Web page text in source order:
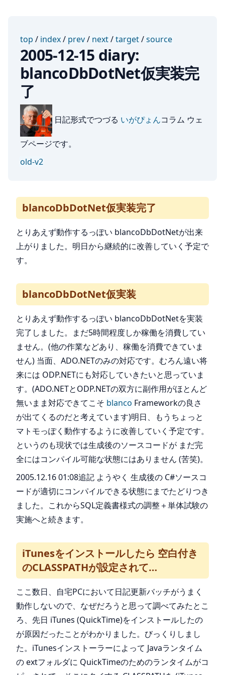
top / index/ prev/ next/target/source
2005-12-15 diary:
blancoDbDotNet仮実装完
了
日記形式でつづる いがぴょんコラム ウェ
ブページです。
old-v2
blancoDbDotNet仮実装完了
とりあえず動作するっぽい blancoDbDotNetが出来
上がりました。明日から継続的に改善していく予定で
す。
blancoDbDotNet仮実装
とりあえず動作するっぽい blancoDbDotNetを実装
完了しました。まだ5時間程度しか稼働を消費してい
ません。(他の作業などあり、稼働を消費できていま
せん) 当面、ADO.NETのみの対応です。むろん遠い将
来には ODP.NETにも対応していきたいと思っていま
す。(ADO.NETとODP.NETの双方に副作用がほとんど
無いまま対応できてこそ blanco Frameworkの良さ
が出てくるのだと考えています)明日、もうちょっと
マトモっぽく動作するように改善していく予定です。
というのも現状では生成後のソースコードが まだ完
全にはコンパイル可能な状態にはありません (苦笑)。
2005.12.16 01:08追記 ようやく 生成後の C#ソースコ
ードが適切にコンパイルできる状態にまでたどりつき
ました。これからSQL定義書様式の調整＋単体試験の
実施へと続きます。
iTunesをインストールしたら 空白付き
のCLASSPATHが設定されて…
ここ数日、自宅PCにおいて日記更新バッチがうまく
動作しないので、なぜだろうと思って調べてみたとこ
ろ、先日 iTunes (QuickTime)をインストールしたの
が原因だったことがわかりました。びっくりしまし
た。iTunesインストーラーによって Javaランタイム
の extフォルダに QuickTimeのためのランタイムがコ